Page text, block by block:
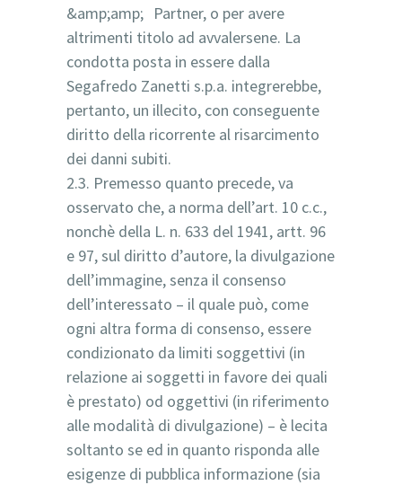
&amp;amp; Partner, o per avere
altrimenti titolo ad avvalersene. La
condotta posta in essere dalla
Segafredo Zanetti s.p.a. integrerebbe,
pertanto, un illecito, con conseguente
diritto della ricorrente al risarcimento
dei danni subiti.
2.3. Premesso quanto precede, va
osservato che, a norma dell’art. 10 c.c.,
nonchè della L. n. 633 del 1941, artt. 96
e 97, sul diritto d’autore, la divulgazione
dell’immagine, senza il consenso
dell’interessato – il quale può, come
ogni altra forma di consenso, essere
condizionato da limiti soggettivi (in
relazione ai soggetti in favore dei quali
è prestato) od oggettivi (in riferimento
alle modalità di divulgazione) – è lecita
soltanto se ed in quanto risponda alle
esigenze di pubblica informazione (sia